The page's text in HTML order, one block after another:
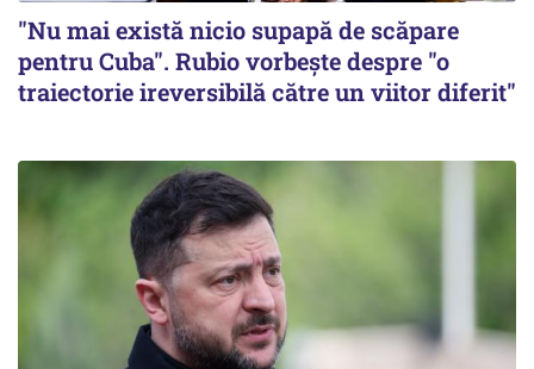
"Nu mai există nicio supapă de scăpare
pentru Cuba". Rubio vorbește despre "o
traiectorie ireversibilă către un viitor diferit"